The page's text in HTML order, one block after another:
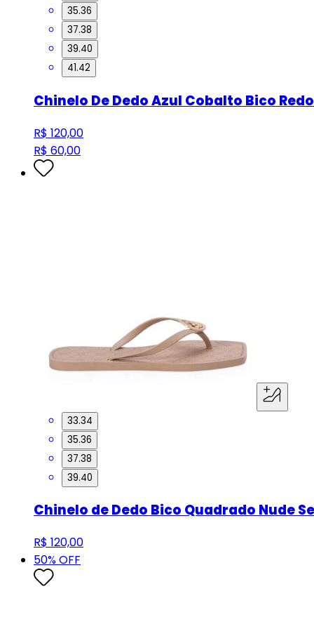
35.36
37.38
39.40
41.42
Chinelo De Dedo Azul Cobalto Bico
R$ 120,00
R$ 60,00
33.34
35.36
37.38
39.40
Chinelo de Dedo Bico Quadrado Nude
R$ 120,00
50% OFF